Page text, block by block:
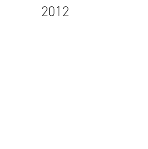
2012